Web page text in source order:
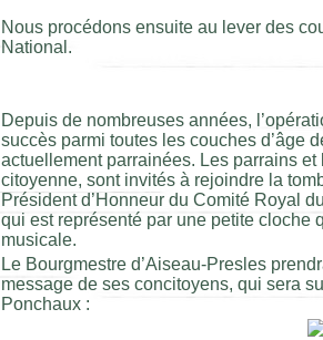
Nous procédons ensuite au lever des
National.
Depuis de nombreuses années,
succès parmi toutes les couches d’âge
actuellement parrainées. Les parrains
citoyenne, sont invités à rejoindre la
Président d’Honneur du Comité Royal
qui est représenté par une petite cloche
musicale.
Le Bourgmestre d’Aiseau-Presles
message de ses concitoyens, qui sera
Ponchaux :